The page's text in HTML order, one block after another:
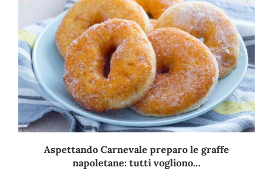
Aspettando Carnevale preparo le graffe
napoletane: tutti vogliono...